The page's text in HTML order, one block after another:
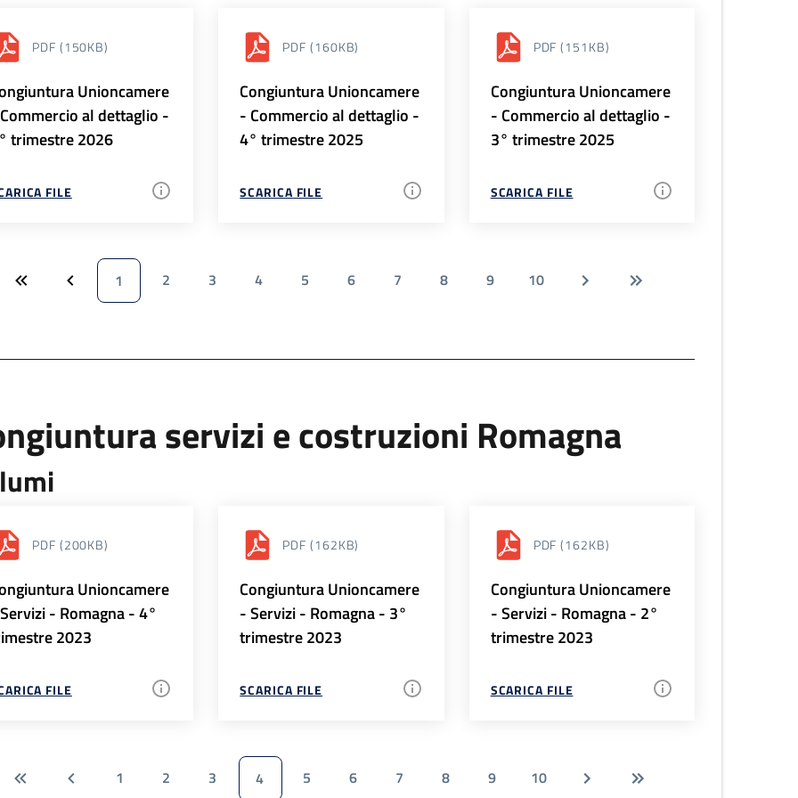
PDF (150KB)
Unioncamere
al dettaglio -
trimestre 2026
FILE
PDF (160KB)
Congiuntura Unioncamere
- Commercio al dettaglio -
4° trimestre 2025
SCARICA FILE
PDF (151KB)
Congiuntura Unioncamere
- Commercio al dettaglio -
3° trimestre 2025
SCARICA FILE
1 2 3 4 5 6 7 8 9 10
servizi e costruzioni Romagna
PDF (200KB)
Unioncamere
- Romagna - 4°
2023
FILE
PDF (162KB)
Congiuntura Unioncamere
- Servizi - Romagna - 3°
trimestre 2023
SCARICA FILE
PDF (162KB)
Congiuntura Unioncamere
- Servizi - Romagna - 2°
trimestre 2023
SCARICA FILE
1 2 3 4 5 6 7 8 9 10